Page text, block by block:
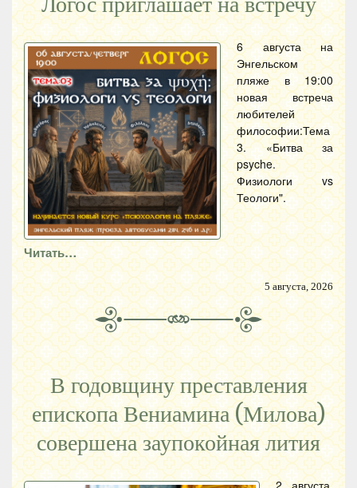
6 августа на
Энгельском
пляже в 19:00
новая встреча
любителей
философии:Тема
3. «Битва за
psyche.
Физиологи vs
Теологи".
Читать…
5 августа, 2026
В годовщину преставления
епископа Вениамина (Милова)
совершена заупокойная лития
2 августа,